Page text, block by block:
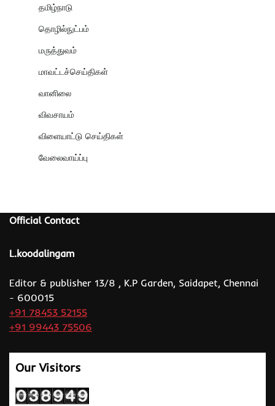
தமிழ்நாடு
தொழில்நுட்பம்
மருத்துவம்
மாவட்டச்செய்திகள்
வானிலை
விவசாயம்
விளையாட்டு செய்திகள்
வேலைவாய்ப்பு
Official Contact
L.koodalingam
Editor & publisher 13/8 , K.P Garden, Saidapet, Chennai
- 600015
+91 78453 52155
+91 99443 75506
Our Visitors